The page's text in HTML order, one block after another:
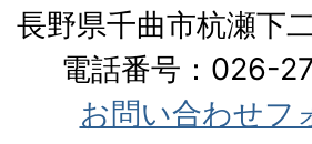
長野県千曲市杭瀬下
電話番号：026-
お問い合わせフ